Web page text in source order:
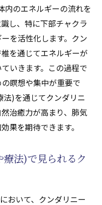
内のエネルギーの流れを
し、特に下部チャクラ
を活性化します。クン
を通じてエネルギーが
いきます。この過程で
瞑想や集中が重要で
法)を通じてクンダリニ
治癒力が高まり、肺気
果を期待できます。
法)で見られるク
おいて、クンダリニー